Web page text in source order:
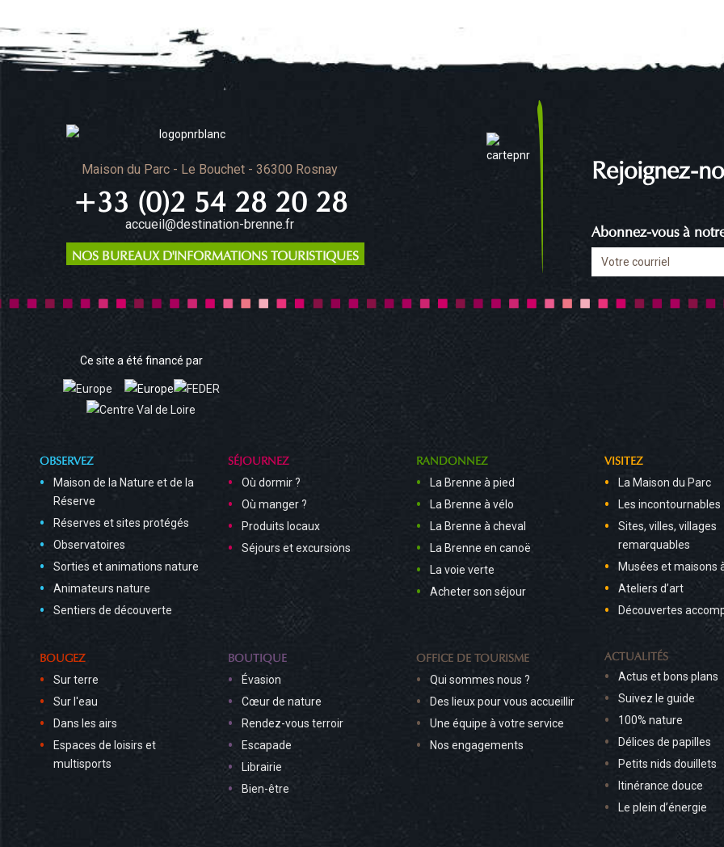
Maison du Parc - Le Bouchet - 36300 Rosnay
+33 (0)2 54 28 20 28
accueil@destination-brenne.fr
NOS BUREAUX D'INFORMATIONS TOURISTIQUES
Rejoignez-
Abonnez-vous à
Ce site a été financé par
OBSERVEZ
Maison de la Nature et de la
Réserve
Réserves et sites protégés
Observatoires
Sorties et animations nature
Animateurs nature
Sentiers de découverte
SÉJOURNEZ
Où dormir ?
Où manger ?
Produits locaux
Séjours et excursions
RANDONNEZ
La Brenne à pied
La Brenne à vélo
La Brenne à cheval
La Brenne en canoë
La voie verte
Acheter son séjour
VISITEZ
La Maison du Parc
Les incontournables
Sites, villes, villages
remarquables
Musées et maisons
Ateliers d’art
Découvertes
BOUGEZ
Sur terre
Sur l'eau
Dans les airs
Espaces de loisirs et
multisports
BOUTIQUE
Évasion
Cœur de nature
Rendez-vous terroir
Escapade
Librairie
Bien-être
OFFICE DE TOURISME
Qui sommes nous ?
Des lieux pour vous accueillir
Une équipe à votre service
Nos engagements
ACTUALITÉS
Actus et bons plans
Suivez le guide
100% nature
Délices de papilles
Petits nids douillets
Itinérance douce
Le plein d’énergie